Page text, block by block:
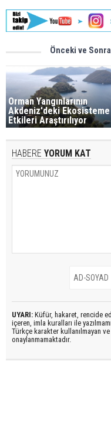
Önceki ve
Orman Yangınlarının
Akdeniz'deki Ekosisteme
Etkileri Araştırılıyor
HABERE YORUM KAT
UYARI: Küfür, hakaret, rencide
içeren, imla kuralları ile
Türkçe karakter kullanılmayan
onaylanmamaktadır.